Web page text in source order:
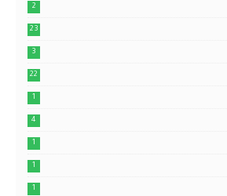
2
23
3
22
1
4
1
1
1